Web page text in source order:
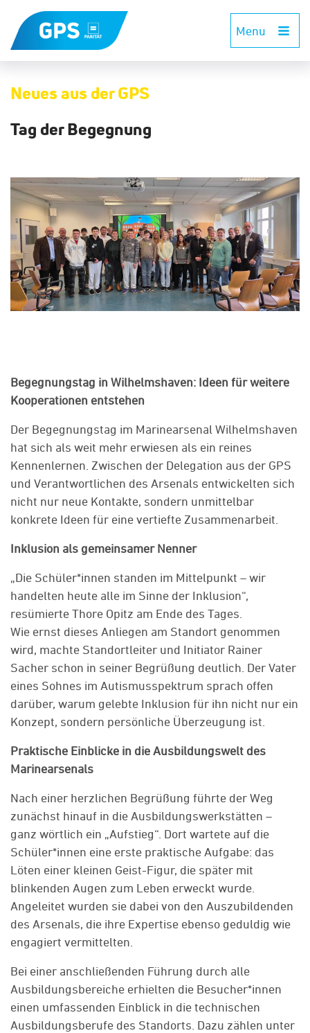
Menu
Neues aus der GPS
Tag der Begegnung
Begegnungstag in Wilhelmshaven: Ideen für weitere
Kooperationen entstehen
Der Begegnungstag im Marinearsenal Wilhelmshaven
hat sich als weit mehr erwiesen als ein reines
Kennenlernen. Zwischen der Delegation aus der GPS
und Verantwortlichen des Arsenals entwickelten sich
nicht nur neue Kontakte, sondern unmittelbar
konkrete Ideen für eine vertiefte Zusammenarbeit.
Inklusion als gemeinsamer Nenner
„Die Schüler*innen standen im Mittelpunkt – wir
handelten heute alle im Sinne der Inklusion“,
resümierte Thore Opitz am Ende des Tages.
Wie ernst dieses Anliegen am Standort genommen
wird, machte Standortleiter und Initiator Rainer
Sacher schon in seiner Begrüßung deutlich. Der Vater
eines Sohnes im Autismusspektrum sprach offen
darüber, warum gelebte Inklusion für ihn nicht nur ein
Konzept, sondern persönliche Überzeugung ist.
Praktische Einblicke in die Ausbildungswelt des
Marinearsenals
Nach einer herzlichen Begrüßung führte der Weg
zunächst hinauf in die Ausbildungswerkstätten –
ganz wörtlich ein „Aufstieg“. Dort wartete auf die
Schüler*innen eine erste praktische Aufgabe: das
Löten einer kleinen Geist-Figur, die später mit
blinkenden Augen zum Leben erweckt wurde.
Angeleitet wurden sie dabei von den Auszubildenden
des Arsenals, die ihre Expertise ebenso geduldig wie
engagiert vermittelten.
Bei einer anschließenden Führung durch alle
Ausbildungsbereiche erhielten die Besucher*innen
einen umfassenden Einblick in die technischen
Ausbildungsberufe des Standorts. Dazu zählen unter